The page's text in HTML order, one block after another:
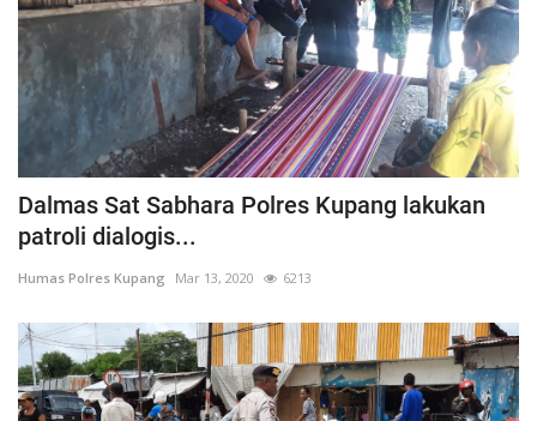
Binkam
Giat Ops
Lantas
Jurnal Kamtibmas
Dalmas Sat Sabhara Polres Kupang lakukan
patroli dialogis...
Humas Polres Kupang Mar 13, 2020 6213